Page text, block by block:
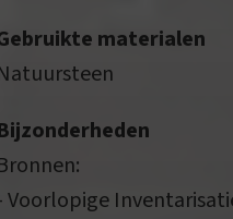
materialen
Voorlopige